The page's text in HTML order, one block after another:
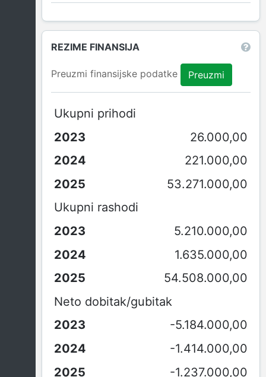
REZIME FINANSIJA
Preuzmi finansijske podatke Preuzmi
Ukupni prihodi
26.000,00
221.000,00
53.271.000,00
Ukupni rashodi
5.210.000,00
1.635.000,00
54.508.000,00
Neto dobitak/gubitak
-5.184.000,00
-1.414.000,00
-1.237.000,00